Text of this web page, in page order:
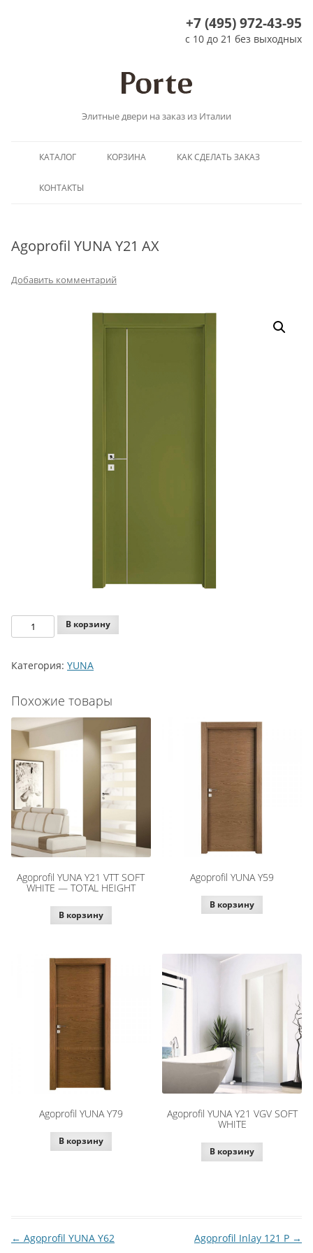
+7 (495) 972-43-95
с 10 до 21 без выходных
Элитные двери на заказ из Италии
КАТАЛОГ КОРЗИНА КАК СДЕЛАТЬ ЗАКАЗ
КОНТАКТЫ
Agoprofil YUNA Y21 AX
Добавить комментарий
Количество
Agoprofil
Y21
В корзину
Категория: YUNA
Похожие товары
Agoprofil YUNA Y21 VTT SOFT
WHITE — TOTAL HEIGHT
В корзину
Agoprofil YUNA Y59
В корзину
Agoprofil YUNA Y79
В корзину
Agoprofil YUNA Y21 VGV SOFT
WHITE
В корзину
← Agoprofil YUNA Y62 Agoprofil Inlay 121 P →